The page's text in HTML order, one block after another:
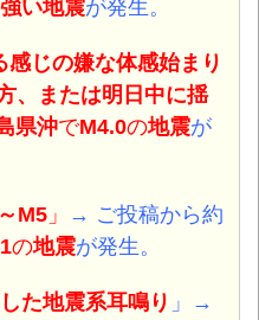
強い地震が発生。
感じの嫌な体感始まり
、または明日中に揺
県沖でM4.0の地震が
M5 」 → ご投稿から約
の地震が発生。
た地震系耳鳴り 」→